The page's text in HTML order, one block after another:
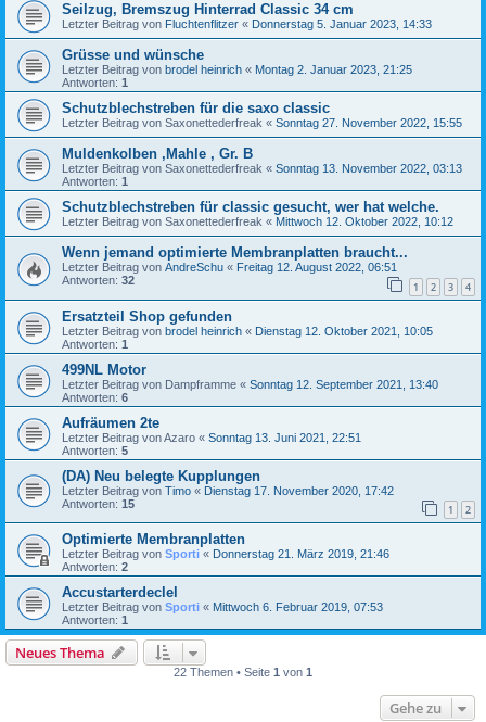
Seilzug, Bremszug Hinterrad Classic 34 cm
Letzter Beitrag von Fluchtenflitzer « Donnerstag 5. Januar 2023, 14:33
Grüsse und wünsche
Letzter Beitrag von brodel heinrich « Montag 2. Januar 2023, 21:25
Antworten: 1
Schutzblechstreben für die saxo classic
Letzter Beitrag von Saxonettederfreak « Sonntag 27. November 2022, 15:55
Muldenkolben ,Mahle , Gr. B
Letzter Beitrag von Saxonettederfreak « Sonntag 13. November 2022, 03:13
Antworten: 1
Schutzblechstreben für classic gesucht, wer hat welche.
Letzter Beitrag von Saxonettederfreak « Mittwoch 12. Oktober 2022, 10:12
Wenn jemand optimierte Membranplatten braucht...
Letzter Beitrag von AndreSchu « Freitag 12. August 2022, 06:51
Antworten: 32 1 2 3 4
Ersatzteil Shop gefunden
Letzter Beitrag von brodel heinrich « Dienstag 12. Oktober 2021, 10:05
Antworten: 1
499NL Motor
Letzter Beitrag von Dampframme « Sonntag 12. September 2021, 13:40
Antworten: 6
Aufräumen 2te
Letzter Beitrag vonAzaro « Sonntag 13. Juni 2021, 22:51
Antworten: 5
(DA) Neu belegte Kupplungen
Letzter Beitrag von Timo « Dienstag 17. November 2020, 17:42
Antworten: 15 1 2
Optimierte Membranplatten
Letzter Beitrag von Sporti « Donnerstag 21. März 2019, 21:46
Antworten: 2
Accustarterdeclel
Letzter Beitrag von Sporti « Mittwoch 6. Februar 2019, 07:53
Antworten: 1
Neues Thema
22 Themen • Seite 1 von 1
Gehe zu